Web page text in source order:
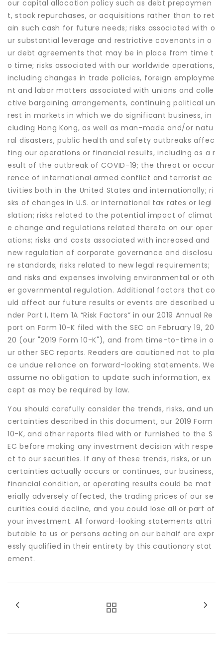
our capital allocation policy such as debt prepaymen
t, stock repurchases, or acquisitions rather than to ret
ain such cash for future needs; risks associated with o
ur substantial leverage and restrictive covenants in o
ur debt agreements that may be in place from time t
o time; risks associated with our worldwide operations,
including changes in trade policies, foreign employme
nt and labor matters associated with unions and colle
ctive bargaining arrangements, continuing political un
rest in markets in which we do significant business, in
cluding Hong Kong, as well as man-made and/or natu
ral disasters, public health and safety outbreaks affec
ting our operations or financial results, including as a r
esult of the outbreak of COVID-19; the threat or occur
rence of international armed conflict and terrorist ac
tivities both in the United States and internationally; ri
sks of changes in U.S. or international tax rates or legi
slation; risks related to the potential impact of climat
e change and regulations related thereto on our oper
ations; risks and costs associated with increased and
new regulation of corporate governance and disclosu
re standards; risks related to new legal requirements;
and risks and expenses involving environmental or oth
er governmental regulation. Additional factors that co
uld affect our future results or events are described u
nder Part I, Item 1A “Risk Factors” in our 2019 Annual Re
port on Form 10-K filed with the SEC on February 19, 20
20 (our "2019 Form 10-K"), and from time-to-time in o
ur other SEC reports. Readers are cautioned not to pla
ce undue reliance on forward-looking statements. We
assume no obligation to update such information, ex
cept as may be required by law.
You should carefully consider the trends, risks, and un
certainties described in this document, our 2019 Form
10-K, and other reports filed with or furnished to the S
EC before making any investment decision with respe
ct to our securities. If any of these trends, risks, or un
certainties actually occurs or continues, our business,
financial condition, or operating results could be mat
erially adversely affected, the trading prices of our se
curities could decline, and you could lose all or part of
your investment. All forward-looking statements attri
butable to us or persons acting on our behalf are expr
essly qualified in their entirety by this cautionary stat
ement.